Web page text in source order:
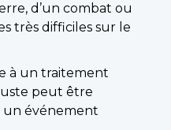
d’un combat ou
très difficiles sur le
à un traitement
peut être
un événement